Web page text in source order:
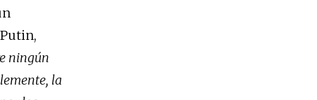
ningún
la